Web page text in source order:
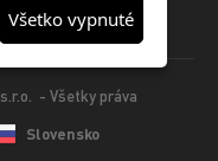
- Všetky práva
Slovensko
Všetko vypnuté